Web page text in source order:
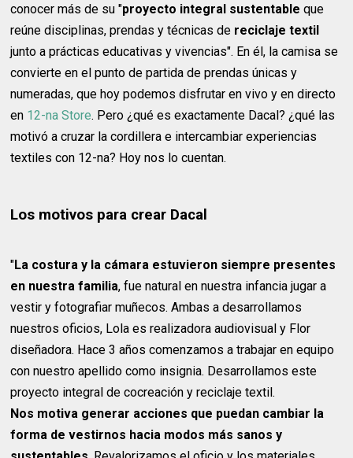
conocer más de su "proyecto integral sustentable que
reúne disciplinas, prendas y técnicas de reciclaje textil
junto a prácticas educativas y vivencias". En él, la camisa se
convierte en el punto de partida de prendas únicas y
numeradas, que hoy podemos disfrutar en vivo y en directo
en 12-na Store. Pero ¿qué es exactamente Dacal? ¿qué las
motivó a cruzar la cordillera e intercambiar experiencias
textiles con 12-na? Hoy nos lo cuentan.
Los motivos para crear Dacal
"La costura y la cámara estuvieron siempre presentes
en nuestra familia, fue natural en nuestra infancia jugar a
vestir y fotografiar muñecos. Ambas a desarrollamos
nuestros oficios, Lola es realizadora audiovisual y Flor
diseñadora. Hace 3 años comenzamos a trabajar en equipo
con nuestro apellido como insignia. Desarrollamos este
proyecto integral de cocreación y reciclaje textil.
Nos motiva generar acciones que puedan cambiar la
forma de vestirnos hacia modos más sanos y